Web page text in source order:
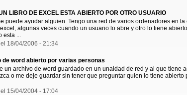
LIBRO DE EXCEL ESTA ABIERTO POR OTRO USUARIO
puede ayudar alguien. Tengo una red de varios ordenadores en la
algunas veces cuando un usuario lo abre y otro lo tiene
...
18/04/2006 - 21:34
word abierto por varias personas
un archivo de word guardado en un unaidad de red y al que tiene
o me deje guardar sin tener que preguntar quien lo tiene abierto
15/04/2004 - 17:04